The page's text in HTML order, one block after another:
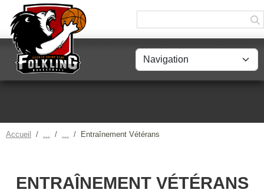
Accueil Entraînement Vétérans
ENTRAÎNEMENT VÉTÉRANS
Panneau de gestion des cookies